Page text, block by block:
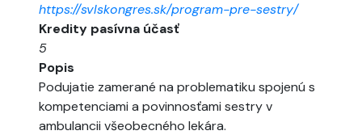
https://svlskongres.sk/program-pre-sestry/
Kredity pasívna účasť
5
Popis
Podujatie zamerané na problematiku spojenú s
kompetenciami a povinnosťami sestry v
ambulancii všeobecného lekára.